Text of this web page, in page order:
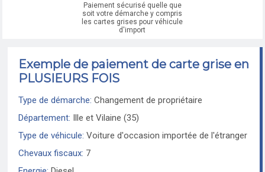
Paiement sécurisé quelle que
soit votre démarche y compris
les cartes grises pour véhicule
d'import
Exemple de paiement de carte grise en
PLUSIEURS FOIS
Type de démarche: Changement de propriétaire
Département: Ille et Vilaine (35)
Type de véhicule: Voiture d'occasion importée de l'étranger
Chevaux fiscaux: 7